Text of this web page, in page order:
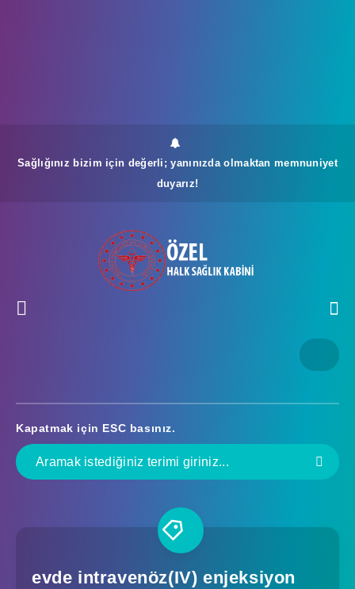
Sağlığınız bizim için değerli; yanınızda olmaktan memnuniyet
duyarız!
Kapatmak için ESC basınız.
evde intravenöz(IV) enjeksiyon